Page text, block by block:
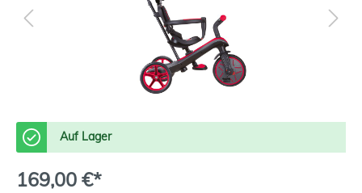
Auf Lager
169,00 €*